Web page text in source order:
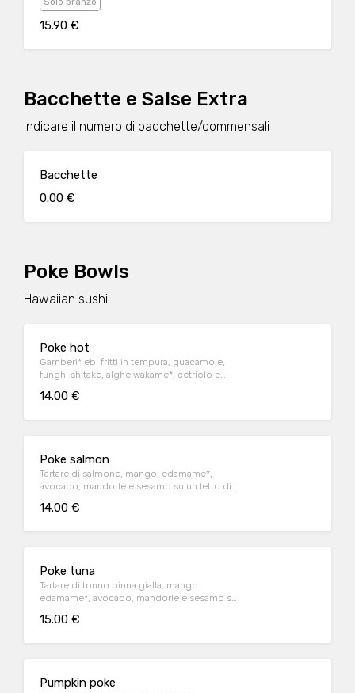
15.90 €
Bacchette e Salse Extra
Indicare il numero di bacchette/commensali
Bacchette
0.00 €
Poke Bowls
Hawaiian sushi
Poke hot
Gamberi* ebi fritti in tempura, guacamole,
funghi shitake, alghe wakame*, cetriolo e
14.00 €
Poke salmon
Tartare di salmone, mango, edamame*,
avocado, mandorle e sesamo su un letto di
14.00 €
Poke tuna
Tartare di tonno pinna gialla, mango
edamame*, avocado, mandorle e sesamo su
15.00 €
Pumpkin poke